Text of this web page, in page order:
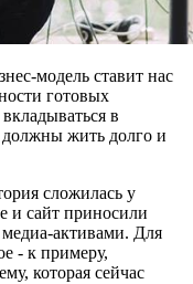
модель ставит нас
готовых
в
жить долго и
сложилась у
и сайт приносили
активами. Для
- к примеру,
которая сейчас